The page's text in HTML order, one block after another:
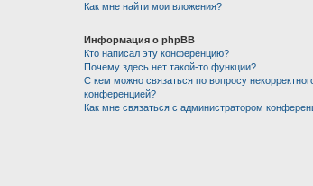
Как мне найти мои вложения?
Информация о phpBB
Кто написал эту конференцию?
Почему здесь нет такой-то функции?
С кем можно связаться по вопросу
конференцией?
Как мне связаться с администратором